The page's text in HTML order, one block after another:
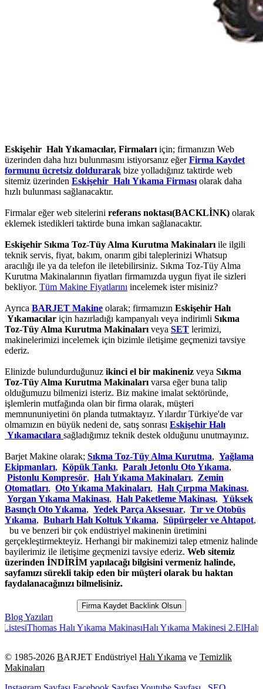
Eskişehir Halı Yıkamacılar, Firmalarıiçin; firmanızın Web
üzerinden daha hızı bulunmasını istiyorsanız eğerFirma Kaydet
formunu ücretsiz doldurarak bize yolladığınız taktirde web
sitemiz üzerinden Eskişehir Halı Yıkama Firmasıolarak daha
hızlı bulunması sağlanacaktır.
Firmalar eğer web sitelerini referans noktası(BACKLİNK) olarak
eklemek istedikleri taktirde buna imkan sağlanacaktır.
Eskişehir Sıkma Toz-Tüy Alma Kurutma Makinalarıile ilgili
teknik servis, fiyat, bakım, onarım gibi taleplerinizi Whatsup
aracılığı ile ya da telefon ile iletebilirsiniz. Sıkma Toz-Tüy Alma
Kurutma Makinalarının fiyatları firmamızda uygun fiyat ile sizleri
bekliyor. Tüm Makine Fiyatlarını incelemek ister misiniz?
Ayrıca BARJET Makine olarak; firmamızın Eskişehir Halı
Yıkamacılar için hazırladığı kampanyalı veya indirimli Sıkma
Toz-Tüy Alma Kurutma Makinalarıveya SET lerimizi,
makinelerimizi incelemek için bizimle iletişime geçmenizi tavsiye
ederiz.
Elinizde bulundurduğunuz ikinci el bir makineniz veya Sıkma
Toz-Tüy Alma Kurutma Makinalarıvarsa eğer buna talip
olduğumuzu bilmenizi isteriz. Biz makine imalat sektöründe,
işlemlerin mutfağında olan bir firma olarak, müşteri
memnununiyetini ön planda tutmaktayız. Yılardır Türkiye'de var
olmamızın en büyük nedeni de, satış sonrası Eskişehir Halı
Yıkamacılara sağladığımız teknik destek olduğunu unutmayınız.
Barjet Makine olarak; Sıkma Toz-Tüy Alma Kurutma, Yağlama
Ekipmanları, Köpük Tankı, Paralı Jetonlu Oto Yıkama,
Pistonlu Kompresör, Halı Yıkama Makinaları, Zemin
Otomatları, Oto Yıkama Makinaları, Halı Çırpma Makinası,
Yorgan Yıkama Makinası, Halı Paketleme Makinası, Yüksek
Basınçlı Oto Yıkama, Yedek Parça Aksesuar, Tır ve Otobüs
Yıkama, Buharlı Halı Koltuk Yıkama, Süpürgeler ve Ahtapot,
bu ve benzeri bir çok endüstriyel makinenin üretimini
gerçekleştirmekteyiz. Herhangi bir makinemizi talep etmeniz halinde
bayilerimiz ile iletişime geçmenizi tavsiye ederiz. Web sitemiz
üzerinden İNDİRİM yapılacağı bilgisini vermeniz halinde,
sayfamızı sürekli takip eden bir müşteri olarak bu haktan
faydalanacağınızı bilmelisiniz.
Firma Kaydet Backlink Olsun
Blog Yazıları
Thomas Halı Yıkama MakinasıHalı Yıkama Makinesi 2.ElHalı
© 1985-2026 BARJET Endüstriyel Halı Yıkama ve Temizlik
Makinaları